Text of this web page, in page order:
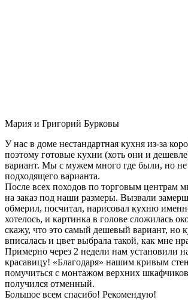
Мария и Григорий Бурковы
У нас в доме нестандартная кухня из-за
поэтому готовые кухни (хоть они и
вариант. Мы с мужем много где были, но
подходящего варианта.
После всех походов по торговым центрам
на заказ под наши размеры. Вызвали
обмерил, посчитал, нарисовал кухню
хотелось, и картинка в голове сложилась
скажу, что это самый дешевый вариант, но
вписалась и цвет выбрала такой, как мне
Примерно через 2 недели нам установили
красавицу! «Благодаря» нашим кривым
помучиться с монтажом верхних
получился отменный.
Большое всем спасибо! Рекомендую!